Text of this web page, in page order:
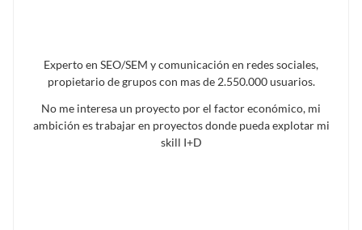
Experto en SEO/SEM y comunicación en redes sociales,
propietario de grupos con mas de 2.550.000 usuarios.
No me interesa un proyecto por el factor económico, mi
ambición es trabajar en proyectos donde pueda explotar mi
skill I+D